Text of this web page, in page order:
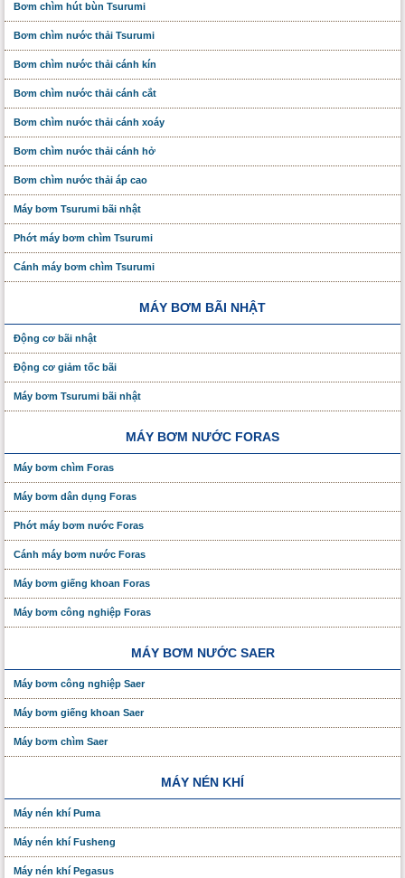
Bơm chìm hút bùn Tsurumi
Bơm chìm nước thải Tsurumi
Bơm chìm nước thải cánh kín
Bơm chìm nước thải cánh cắt
Bơm chìm nước thải cánh xoáy
Bơm chìm nước thải cánh hở
Bơm chìm nước thải áp cao
Máy bơm Tsurumi bãi nhật
Phớt máy bơm chìm Tsurumi
Cánh máy bơm chìm Tsurumi
MÁY BƠM BÃI NHẬT
Động cơ bãi nhật
Động cơ giảm tốc bãi
Máy bơm Tsurumi bãi nhật
MÁY BƠM NƯỚC FORAS
Máy bơm chìm Foras
Máy bơm dân dụng Foras
Phớt máy bơm nước Foras
Cánh máy bơm nước Foras
Máy bơm giếng khoan Foras
Máy bơm công nghiệp Foras
MÁY BƠM NƯỚC SAER
Máy bơm công nghiệp Saer
Máy bơm giếng khoan Saer
Máy bơm chìm Saer
MÁY NÉN KHÍ
Máy nén khí Puma
Máy nén khí Fusheng
Máy nén khí Pegasus